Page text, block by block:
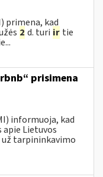
primena, kad
2 d. turi ir tie
prisimena
informuoja, kad
apie Lietuvos
tarpininkavimo